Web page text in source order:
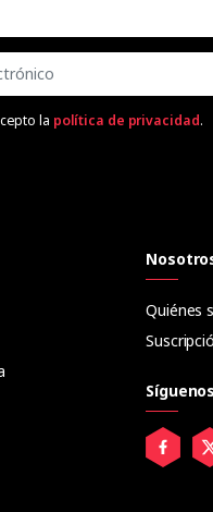
la política de privacidad.
Quiénes
Síguenos